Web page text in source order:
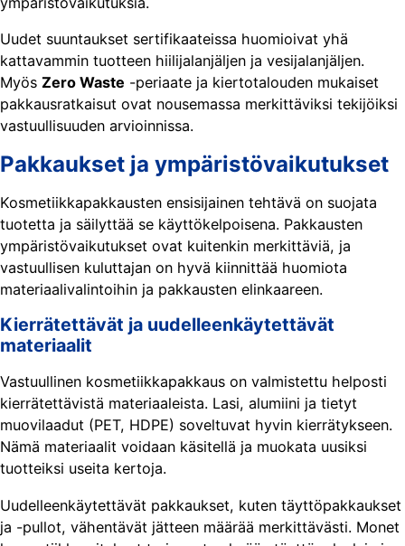
Uudet suuntaukset sertifikaateissa huomioivat yhä
kattavammin tuotteen hiilijalanjäljen ja vesijalanjäljen.
Myös Zero Waste -periaate ja kiertotalouden mukaiset
pakkausratkaisut ovat nousemassa merkittäviksi tekijöiksi
vastuullisuuden arvioinnissa.
Pakkaukset ja ympäristövaikutukset
Kosmetiikkapakkausten ensisijainen tehtävä on suojata
tuotetta ja säilyttää se käyttökelpoisena. Pakkausten
ympäristövaikutukset ovat kuitenkin merkittäviä, ja
vastuullisen kuluttajan on hyvä kiinnittää huomiota
materiaalivalintoihin ja pakkausten elinkaareen.
Kierrätettävät ja uudelleenkäytettävät
materiaalit
Vastuullinen kosmetiikkapakkaus on valmistettu helposti
kierrätettävistä materiaaleista. Lasi, alumiini ja tietyt
muovilaadut (PET, HDPE) soveltuvat hyvin kierrätykseen.
Nämä materiaalit voidaan käsitellä ja muokata uusiksi
tuotteiksi useita kertoja.
Uudelleenkäytettävät pakkaukset, kuten täyttöpakkaukset
ja -pullot, vähentävät jätteen määrää merkittävästi. Monet